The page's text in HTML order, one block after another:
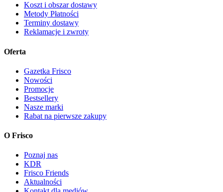
Koszt i obszar dostawy
Metody Płatności
Terminy dostawy
Reklamacje i zwroty
Oferta
Gazetka Frisco
Nowości
Promocje
Bestsellery
Nasze marki
Rabat na pierwsze zakupy
O Frisco
Poznaj nas
KDR
Frisco Friends
Aktualności